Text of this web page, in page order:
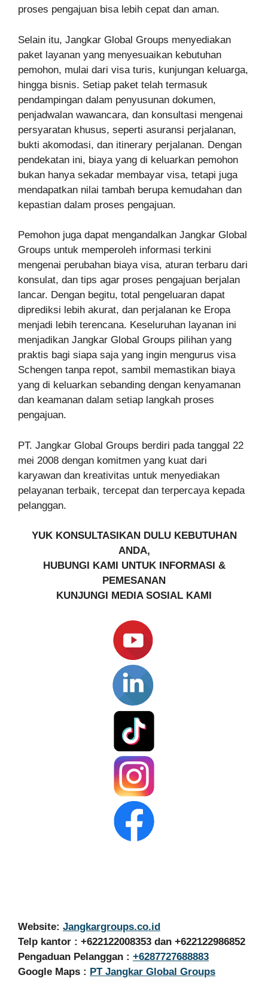
proses pengajuan bisa lebih cepat dan aman.
Selain itu, Jangkar Global Groups menyediakan
paket layanan yang menyesuaikan kebutuhan
pemohon, mulai dari visa turis, kunjungan keluarga,
hingga bisnis. Setiap paket telah termasuk
pendampingan dalam penyusunan dokumen,
penjadwalan wawancara, dan konsultasi mengenai
persyaratan khusus, seperti asuransi perjalanan,
bukti akomodasi, dan itinerary perjalanan. Dengan
pendekatan ini, biaya yang di keluarkan pemohon
bukan hanya sekadar membayar visa, tetapi juga
mendapatkan nilai tambah berupa kemudahan dan
kepastian dalam proses pengajuan.
Pemohon juga dapat mengandalkan Jangkar Global
Groups untuk memperoleh informasi terkini
mengenai perubahan biaya visa, aturan terbaru dari
konsulat, dan tips agar proses pengajuan berjalan
lancar. Dengan begitu, total pengeluaran dapat
diprediksi lebih akurat, dan perjalanan ke Eropa
menjadi lebih terencana. Keseluruhan layanan ini
menjadikan Jangkar Global Groups pilihan yang
praktis bagi siapa saja yang ingin mengurus visa
Schengen tanpa repot, sambil memastikan biaya
yang di keluarkan sebanding dengan kenyamanan
dan keamanan dalam setiap langkah proses
pengajuan.
PT. Jangkar Global Groups berdiri pada tanggal 22
mei 2008 dengan komitmen yang kuat dari
karyawan dan kreativitas untuk menyediakan
pelayanan terbaik, tercepat dan terpercaya kepada
pelanggan.
YUK KONSULTASIKAN DULU KEBUTUHAN
ANDA,
HUBUNGI KAMI UNTUK INFORMASI &
PEMESANAN
KUNJUNGI MEDIA SOSIAL KAMI
Website: Jangkargroups.co.id
Telp kantor : +622122008353 dan +622122986852
Pengaduan Pelanggan : +6287727688883
Google Maps : PT Jangkar Global Groups